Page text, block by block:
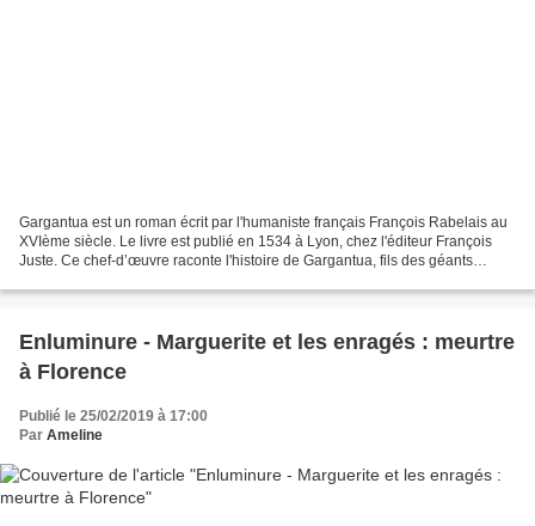
Gargantua est un roman écrit par l'humaniste français François Rabelais au
XVIème siècle. Le livre est publié en 1534 à Lyon, chez l'éditeur François
Juste. Ce chef-d’œuvre raconte l'histoire de Gargantua, fils des géants
Enluminure - Marguerite et les enragés : meurtre
à Florence
Publié le 25/02/2019 à 17:00
Par Ameline